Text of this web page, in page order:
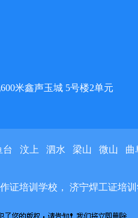
米鑫声玉城 5号楼2单元
台 汶上 泗水 梁山 微山 曲
证培训学校， 济宁焊工证培